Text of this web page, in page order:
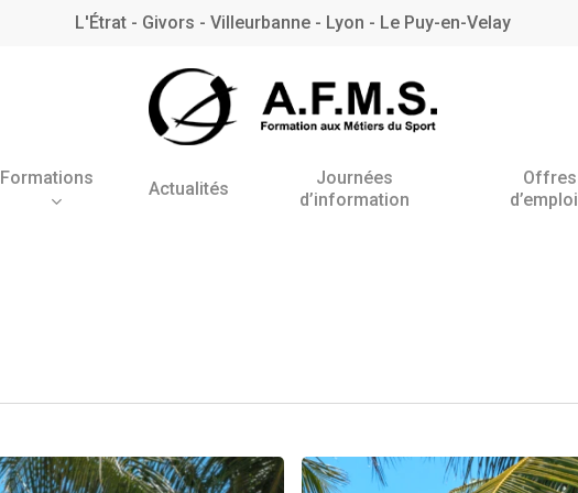
L'Étrat - Givors - Villeurbanne - Lyon - Le Puy-en-Velay
Formations
BPJEPS AAN
Actualités
Journées
d’information
Offres
d’emploi
Fermeture
estivale